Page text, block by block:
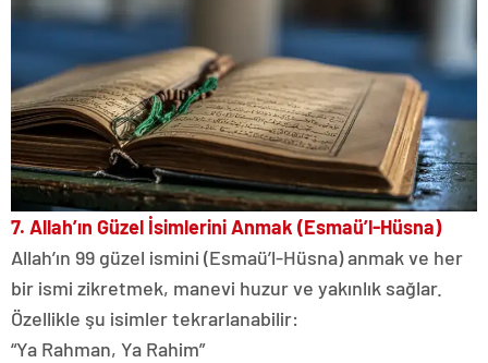
7. Allah’ın Güzel İsimlerini Anmak (Esmaü’l-Hüsna)
Allah’ın 99 güzel ismini (Esmaü’l-Hüsna) anmak ve her
bir ismi zikretmek, manevi huzur ve yakınlık sağlar.
Özellikle şu isimler tekrarlanabilir:
“Ya Rahman, Ya Rahim”